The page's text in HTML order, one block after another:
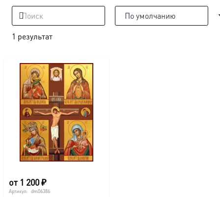
1 результат
от 1 200₽
Артикул: dm06386